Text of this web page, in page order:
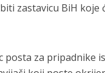
zastavicu BiH
posta za